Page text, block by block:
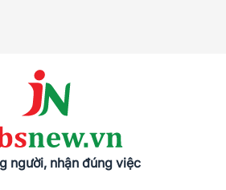
người, nhận đúng việc